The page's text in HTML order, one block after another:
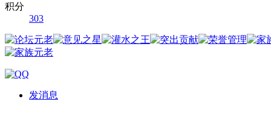
积分
303
发消息